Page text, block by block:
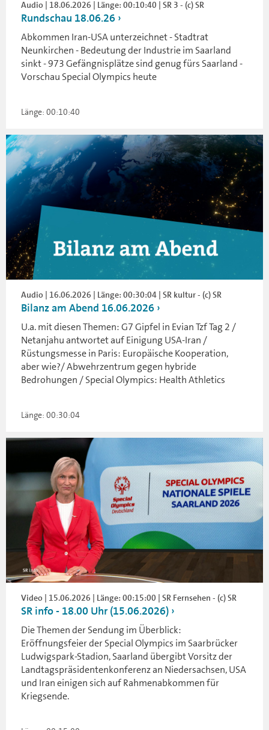
Audio | 18.06.2026 | Länge: 00:10:40 | SR 3 - (c) SR
Rundschau 18.06.26
Abkommen Iran-USA unterzeichnet - Stadtrat
Neunkirchen - Bedeutung der Industrie im Saarland
sinkt - 973 Gefängnisplätze sind genug fürs Saarland -
Vorschau Special Olympics heute
Länge: 00:10:40
Audio | 16.06.2026 | Länge: 00:30:04 | SR kultur - (c) SR
Bilanz am Abend 16.06.2026
U.a. mit diesen Themen: G7 Gipfel in Evian Tzf Tag 2 /
Netanjahu antwortet auf Einigung USA-Iran /
Rüstungsmesse in Paris: Europäische Kooperation,
aber wie?/ Abwehrzentrum gegen hybride
Bedrohungen / Special Olympics: Health Athletics
Länge: 00:30:04
Video | 15.06.2026 | Länge: 00:15:00 | SR Fernsehen - (c) SR
SR info - 18.00 Uhr (15.06.2026)
Die Themen der Sendung im Überblick:
Eröffnungsfeier der Special Olympics im Saarbrücker
Ludwigspark-Stadion, Saarland übergibt Vorsitz der
Landtagspräsidentenkonferenz an Niedersachsen, USA
und Iran einigen sich auf Rahmenabkommen für
Kriegsende.